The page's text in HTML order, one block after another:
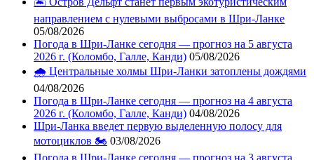
направлением с нулевыми выбросами в Шри-Ланке
05/08/2026
Погода в Шри-Ланке сегодня — прогноз на 5 августа
2026 г. (Коломбо, Галле, Канди) 05/08/2026
🌧️ Центральные холмы Шри-Ланки затоплены дождями
04/08/2026
Погода в Шри-Ланке сегодня — прогноз на 4 августа
2026 г. (Коломбо, Галле, Канди) 04/08/2026
Шри-Ланка введет первую выделенную полосу для
мотоциклов 🏍️ 03/08/2026
Погода в Шри-Ланке сегодня — прогноз на 3 августа